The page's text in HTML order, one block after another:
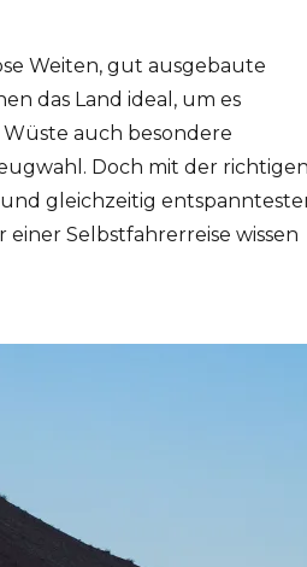
Weiten, gut ausgebaute
das Land ideal, um es
auch besondere
Doch mit der richtigen
gleichzeitig
einer Selbstfahrerreise wissen